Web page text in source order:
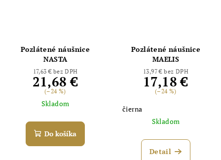
Pozlátené náušnice
NASTA
17,63 € bez DPH
21,68 €
(–24 %)
Skladom
Do košíka
Pozlátené náušnice
MAELIS
13,97 € bez DPH
17,18 €
(–24 %)
čierna
Skladom
Detail